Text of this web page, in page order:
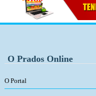
O Prados Online
O Portal